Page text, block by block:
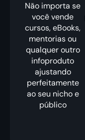
Não importa se
você vende
cursos, eBooks,
mentorias ou
qualquer outro
infoproduto
ajustando
perfeitamente
ao seu nicho e
público